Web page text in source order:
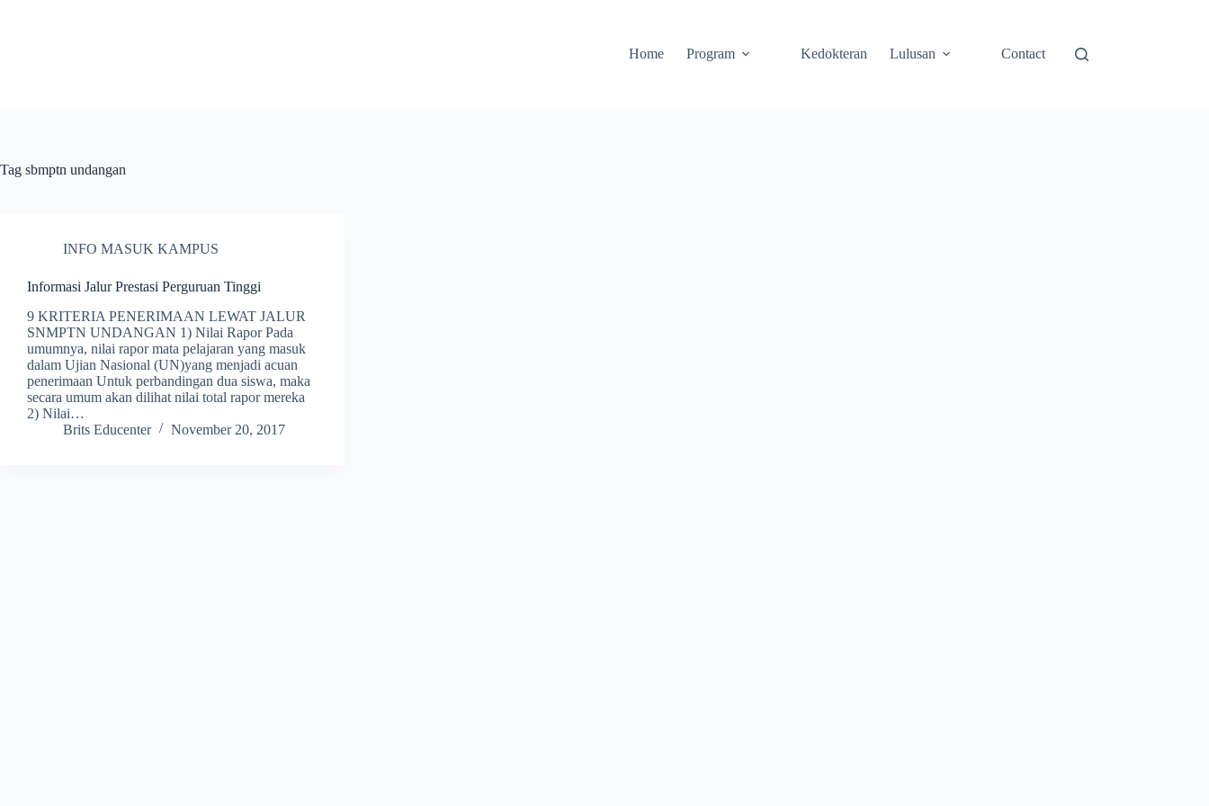
Home
Program Kedokteran Lulusan Contact
Tag sbmptn undangan
INFO MASUK KAMPUS
Informasi Jalur Prestasi Perguruan Tinggi
9 KRITERIA PENERIMAAN LEWAT JALUR
SNMPTN UNDANGAN 1) Nilai Rapor Pada
umumnya, nilai rapor mata pelajaran yang masuk
dalam Ujian Nasional (UN)yang menjadi acuan
penerimaan Untuk perbandingan dua siswa, maka
secara umum akan dilihat nilai total rapor mereka
2) Nilai…
Brits Educenter
November 20, 2017